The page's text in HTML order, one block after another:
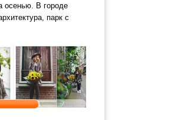
осенью. В городе
парк с